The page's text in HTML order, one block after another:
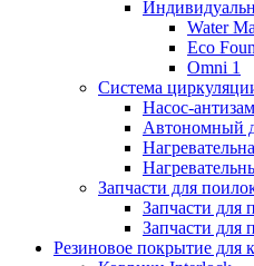
Water
Eco
Omni 1
Система
Насос-
Автономный
Запчасти для
Запчасти для
Запчасти для
Резиновое покрытие для